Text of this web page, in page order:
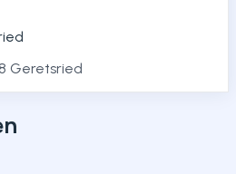
Geretsried